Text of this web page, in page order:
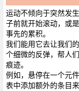
运动不倾向于突然发
子前就开始滚动，或
事先的累积。
我们能用它去让我们
个细微的反弹，帮人
痕迹。
例如，悬停在一个元
表中添加额外的条目